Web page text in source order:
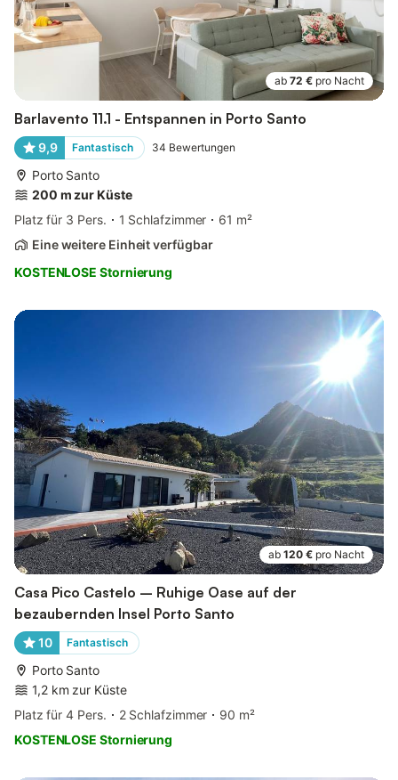
ab 72 € pro Nacht
Barlavento 11.1 - Entspannen in Porto Santo
9,9 Fantastisch 34 Bewertungen
Porto Santo
200 m zur Küste
Platz für 3 Pers.
1 Schlafzimmer
61 m²
Eine weitere Einheit verfügbar
KOSTENLOSE Stornierung
ab 120 € pro Nacht
Casa Pico Castelo – Ruhige Oase auf der
bezaubernden Insel Porto Santo
10 Fantastisch
Porto Santo
1,2 km zur Küste
Platz für 4 Pers.
2 Schlafzimmer
90 m²
KOSTENLOSE Stornierung